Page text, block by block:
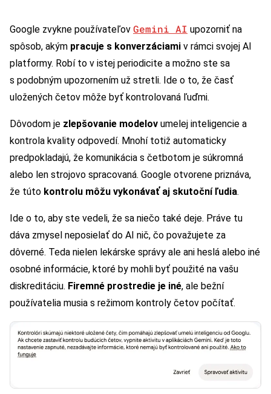
Google zvykne používateľov Gemini AI upozorniť na
spôsob, akým pracuje s konverzáciami v rámci svojej AI
platformy. Robí to v istej periodicite a možno ste sa
s podobným upozornením už stretli. Ide o to, že časť
uložených četov môže byť kontrolovaná ľuďmi.
Dôvodom je zlepšovanie modelov umelej inteligencie a
kontrola kvality odpovedí. Mnohí totiž automaticky
predpokladajú, že komunikácia s četbotom je súkromná
alebo len strojovo spracovaná. Google otvorene priznáva,
že túto kontrolu môžu vykonávať aj skutoční ľudia.
Ide o to, aby ste vedeli, že sa niečo také deje. Práve tu
dáva zmysel neposielať do AI nič, čo považujete za
dôverné. Teda nielen lekárske správy ale ani heslá alebo iné
osobné informácie, ktoré by mohli byť použité na vašu
diskreditáciu. Firemné prostredie je iné, ale bežní
používatelia musia s režimom kontroly četov počítať.